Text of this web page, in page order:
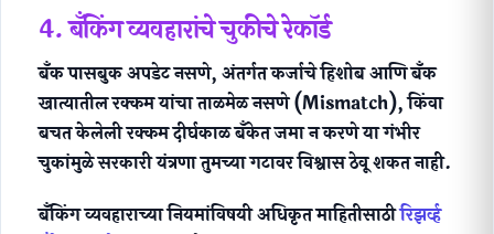
4. बँकिंग व्यवहारांचे चुकीचे रेकॉर्ड
बँक पासबुक अपडेट नसणे, अंतर्गत कर्जाचे हिशोब आणि बँक
खात्यातील रक्कम यांचा ताळमेळ नसणे (Mismatch), किंवा
बचत केलेली रक्कम दीर्घकाळ बँकेत जमा न करणे यागंभीर
चुकांमुळेसरकारी यंत्रणा तुमच्या गटावर विश्वास ठेवू शकत नाही.
बँकिंग व्यवहाराच्या नियमांविषयी अधिकृत माहितीसाठीरिझर्व्ह